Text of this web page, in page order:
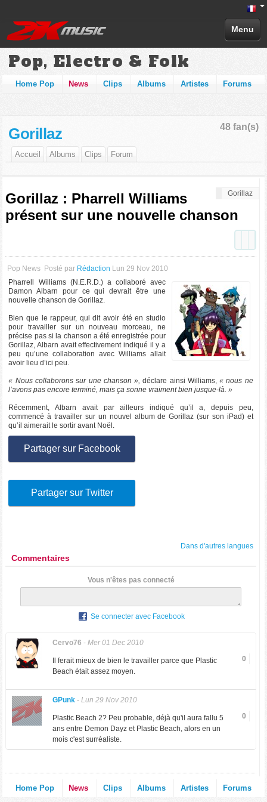
Menu
Pop, Electro & Folk
Home Pop News Clips Albums Artistes Forums
48 fan(s)
Gorillaz
Accueil Albums Clips Forum
Gorillaz
Gorillaz : Pharrell Williams
présent sur une nouvelle chanson
Pop News Posté par Rédaction Lun 29 Nov 2010
Pharrell Williams (N.E.R.D.) a collaboré avec
Damon Albarn pour ce qui devrait être une
nouvelle chanson de Gorillaz.
Bien que le rappeur, qui dit avoir été en studio
pour travailler sur un nouveau morceau, ne
précise pas si la chanson a été enregistrée pour
Gorillaz, Albarn avait effectivement indiqué il y a
peu qu’une collaboration avec Williams allait
avoir lieu d’ici peu.
« Nous collaborons sur une chanson »,déclare ainsi Williams,« nous ne
l’avons pas encore terminé, mais ça sonne vraiment bien jusque-là. »
Récemment, Albarn avait par ailleurs indiqué qu’il a, depuis peu,
commencé à travailler sur un nouvel album de Gorillaz (sur son iPad) et
qu’il aimerait le sortir avant Noël.
Partager sur Facebook
Partager sur Twitter
Dans d'autres langues
Commentaires
Vous n'êtes pas connecté
Se connecter avec Facebook
Cervo76 - Mer 01 Dec 2010
0
Il ferait mieux de bien le travailler parce que Plastic
Beach était assez moyen.
GPunk- Lun 29 Nov 2010
0
Plastic Beach 2? Peu probable, déjà qu'il aura fallu 5
ans entre Demon Dayz et Plastic Beach, alors en un
mois c'est surréaliste.
Home Pop News Clips Albums Artistes Forums